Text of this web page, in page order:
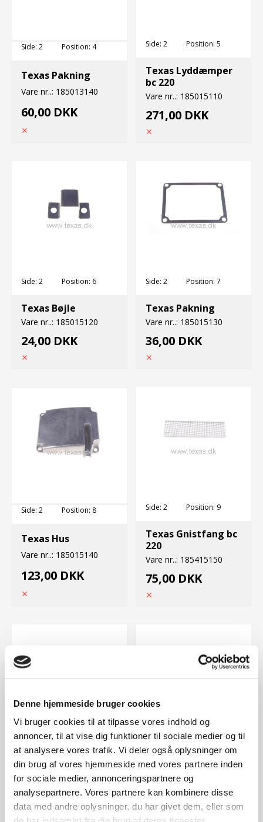
Denne hjemmeside bruger cookies
Vi bruger cookies til at tilpasse vores indhold og
annoncer, til at vise dig funktioner til sociale medier og til
at analysere vores trafik. Vi deler også oplysninger om
din brug af vores hjemmeside med vores partnere inden
for sociale medier, annonceringspartnere og
analysepartnere. Vores partnere kan kombinere disse
data med andre oplysninger, du har givet dem, eller som
Side: 2 Position: 4
Texas Pakning
Vare nr..: 185013140
60,00 DKK
Side: 2 Position: 5
Texas Lyddæmper
bc 220
Vare nr..: 185015110
271,00 DKK
Side: 2 Position: 6
Texas Bøjle
Vare nr..: 185015120
24,00 DKK
Side: 2 Position: 7
Texas Pakning
Vare nr..: 185015130
36,00 DKK
Side: 2 Position: 8
Texas Hus
Vare nr..: 185015140
123,00 DKK
Side: 2 Position: 9
Texas Gnistfang bc
220
Vare nr..: 185415150
75,00 DKK
2
Texas Bolt
Vare nr..: 0125230618
18,00 DKK
Position:
Texas Brug 410011
Vare nr..: 0125230530
10,00 DKK